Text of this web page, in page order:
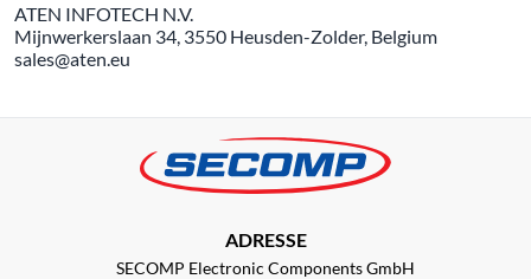
ATEN INFOTECH N.V.
Mijnwerkerslaan 34, 3550 Heusden-Zolder, Belgium
sales@aten.eu
ADRESSE
SECOMP Electronic Components GmbH